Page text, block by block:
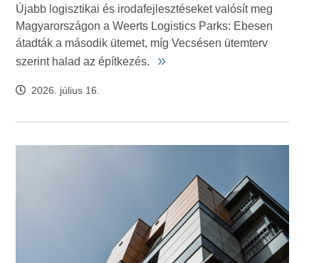
Újabb logisztikai és irodafejlesztéseket valósít meg
Magyarországon a Weerts Logistics Parks: Ebesen
átadták a második ütemet, míg Vecsésen ütemterv
szerint halad az építkezés.
»
2026. július 16.